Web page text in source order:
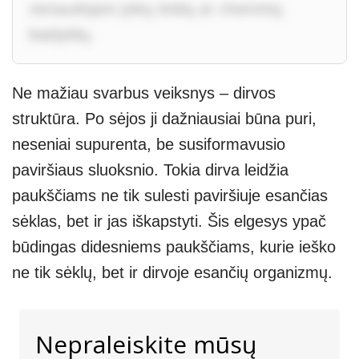
Ne mažiau svarbus veiksnys – dirvos
struktūra. Po sėjos ji dažniausiai būna puri,
neseniai supurenta, be susiformavusio
paviršiaus sluoksnio. Tokia dirva leidžia
paukščiams ne tik sulesti paviršiuje esančias
sėklas, bet ir jas iškapstyti. Šis elgesys ypač
būdingas didesniems paukščiams, kurie ieško
ne tik sėklų, bet ir dirvoje esančių organizmų.
Nepraleiskite mūsų